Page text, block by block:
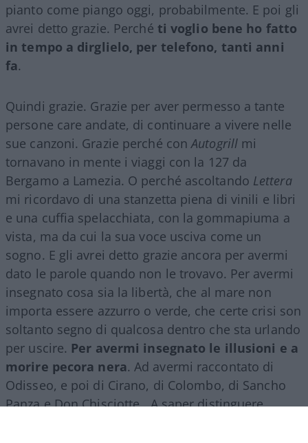
pianto come piango oggi, probabilmente. E poi gli
avrei detto grazie. Perché ti voglio bene ho fatto
in tempo a dirglielo, per telefono, tanti anni
fa.
Quindi grazie. Grazie per aver permesso a tante
persone care andate, di continuare a vivere nelle
sue canzoni. Grazie perché conAutogrill mi
tornavano in mente i viaggi con la 127 da
Bergamo a Lamezia. O perché ascoltando Lettera
mi ricordavo di una stanzetta piena di vinili e libri
e una cuffia spelacchiata, con la gommapiuma a
vista, ma da cui la sua voce usciva come un
sogno. E gli avrei detto grazie ancora per avermi
dato le parole quando non le trovavo. Per avermi
insegnato cosa sia la libertà, che al mare non
importa essere azzurro o verde, che certe crisi son
soltanto segno di qualcosa dentro che sta urlando
per uscire. Per avermi insegnato le illusioni e a
morire pecora nera. Ad avermi raccontato di
Odisseo, e poi di Cirano, di Colombo, di Sancho
Panza e Don Chisciotte. A saper distinguere